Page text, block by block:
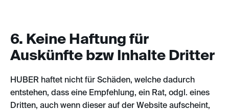
6. Keine Haftung für
Auskünfte bzw Inhalte Dritter
HUBER haftet nicht für Schäden, welche dadurch
entstehen, dass eine Empfehlung, ein Rat, odgl. eines
Dritten, auch wenn dieser auf der Website aufscheint,